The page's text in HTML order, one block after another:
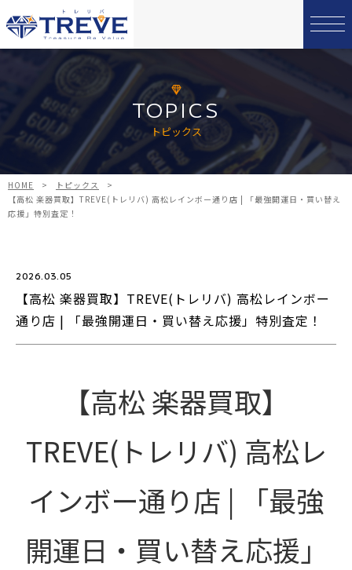
TOPICS
トピックス
HOME > トピックス
>
【高松 楽器買取】TREVE(トレリバ) 高松レインボー通り店 | 「最強開運日・買い替え
応援」特別査定！
【高松 楽器買取】TREVE(トレリバ) 高松レインボー
通り店 | 「最強開運日・買い替え応援」特別査定！
2026.03.05
【高松 楽器買取】
TREVE(トレリバ) 高松レ
インボー通り店 | 「最強
開運日・買い替え応援」